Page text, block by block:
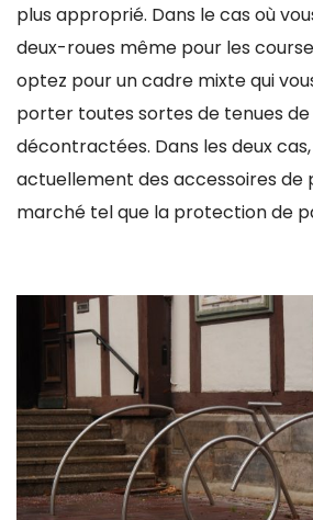
plus approprié. Dans le cas où
deux-roues même pour les
optez pour un cadre mixte qui
porter toutes sortes de tenues de
décontractées. Dans les deux
actuellement des accessoires de
marché tel que la protection de